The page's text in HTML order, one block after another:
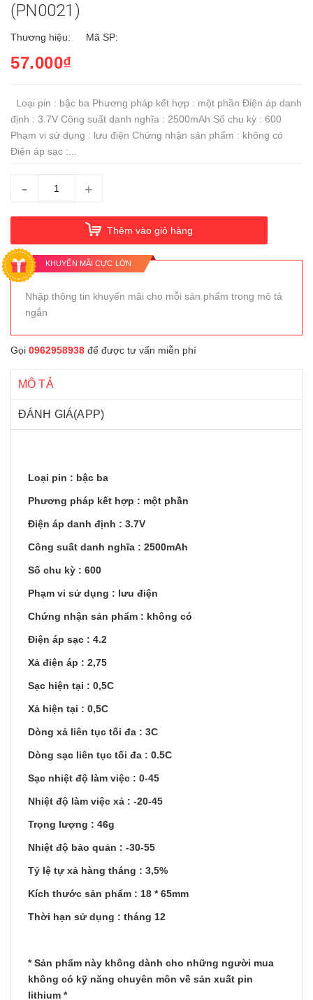
(PN0021)
Thương hiệu: Mã SP:
57.000₫
Loại pin : bậc ba Phương pháp kết hợp : một phần Điện áp danh
định : 3.7V Công suất danh nghĩa : 2500mAh Số chu kỳ : 600
Phạm vi sử dụng : lưu điện Chứng nhận sản phẩm : không có
Điện áp sạc :...
- +
Thêm vào giỏ hàng
KHUYẾN MÃI CỰC LỚN
Nhập thông tin khuyến mãi cho mỗi sản phẩm trong mô tả
ngắn
Gọi 0962958938 để được tư vấn miễn phí
MÔ TẢ
ĐÁNH GIÁ(APP)
Loại pin : bậc ba
Phương pháp kết hợp : một phần
Điện áp danh định : 3.7V
Công suất danh nghĩa : 2500mAh
Số chu kỳ : 600
Phạm vi sử dụng : lưu điện
Chứng nhận sản phẩm : không có
Điện áp sạc : 4.2
Xả điện áp : 2,75
Sạc hiện tại : 0,5C
Xả hiện tại : 0,5C
Dòng xả liên tục tối đa : 3C
Dòng sạc liên tục tối đa : 0.5C
Sạc nhiệt độ làm việc : 0-45
Nhiệt độ làm việc xả : -20-45
Trọng lượng : 46g
Nhiệt độ bảo quản : -30-55
Tỷ lệ tự xả hàng tháng : 3,5%
Kích thước sản phẩm : 18 * 65mm
Thời hạn sử dụng : tháng 12
* Sản phẩm này không dành cho những người mua
không có kỹ năng chuyên môn về sản xuất pin
lithium *